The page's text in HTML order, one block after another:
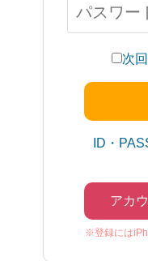
次
ID・
アカ
※登録には